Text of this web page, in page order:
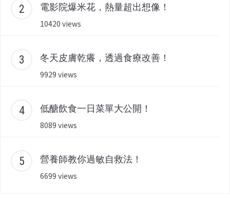
電影院爆米花，熱量超出想像！
10420 views
冬天皮膚乾癢，透過食療改善！
9929 views
低醣飲食一日菜單大公開！
8089 views
營養師教你過敏自救法！
6699 views